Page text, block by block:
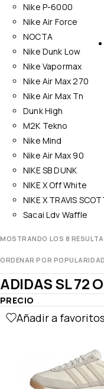
Nike P-6000
Nike Air Force
NOCTA
Nike Dunk Low
Nike Vapormax
Nike Air Max 270
Nike Air Max Tn
Dunk High
M2K Tekno
Nike Mind
Nike Air Max 90
NIKE SB DUNK
NIKE X Off White
NIKE X TRAVIS
Sacai Ldv Waffle
MOSTRANDO LOS 8
ORDENAR POR POPULARIDAD
ADIDAS SL 72
PRECIO
Añadir a favoritos